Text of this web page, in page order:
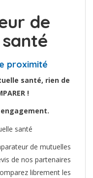
de
proximité
santé, rien de
!
de mutuelles
de nos partenaires
librement les